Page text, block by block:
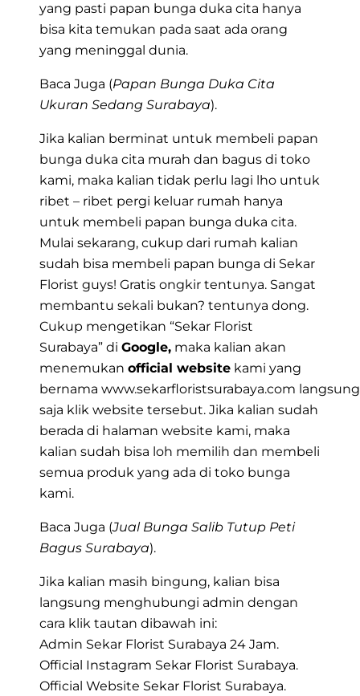
yang pasti papan bunga duka cita hanya
bisa kita temukan pada saat ada orang
yang meninggal dunia.
Baca Juga (Papan Bunga Duka Cita
Ukuran Sedang Surabaya).
Jika kalian berminat untuk membeli papan
bunga duka cita murah dan bagus di toko
kami, maka kalian tidak perlu lagi lho untuk
ribet – ribet pergi keluar rumah hanya
untuk membeli papan bunga duka cita.
Mulai sekarang, cukup dari rumah kalian
sudah bisa membeli papan bunga di Sekar
Florist guys! Gratis ongkir tentunya. Sangat
membantu sekali bukan? tentunya dong.
Cukup mengetikan “Sekar Florist
Surabaya” di Google, maka kalian akan
menemukan official website kami yang
bernama www.sekarfloristsurabaya.com langsung
saja klik website tersebut. Jika kalian sudah
berada di halaman website kami, maka
kalian sudah bisa loh memilih dan membeli
semua produk yang ada di toko bunga
kami.
Baca Juga (Jual Bunga Salib Tutup Peti
Bagus Surabaya).
Jika kalian masih bingung, kalian bisa
langsung menghubungi admin dengan
cara klik tautan dibawah ini:
Admin Sekar Florist Surabaya 24 Jam.
Official Instagram Sekar Florist Surabaya.
Official Website Sekar Florist Surabaya.